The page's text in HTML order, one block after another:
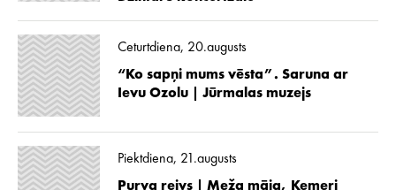
Ceturtdiena, 20.augusts
“Ko sapņi mums vēsta”. Saruna ar
Ievu Ozolu | Jūrmalas muzejs
Piektdiena, 21.augusts
Purva reivs | Meža māja, Ķemeri